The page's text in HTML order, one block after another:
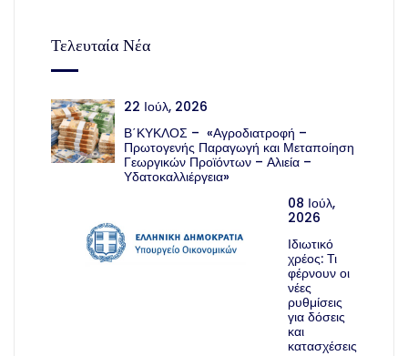
Τελευταία Νέα
22 Ιούλ, 2026
Β΄ΚΥΚΛΟΣ – «Αγροδιατροφή –
Πρωτογενής Παραγωγή και Μεταποίηση
Γεωργικών Προϊόντων – Αλιεία –
Υδατοκαλλιέργεια»
08 Ιούλ,
2026
Ιδιωτικό
χρέος: Τι
φέρνουν οι
νέες
ρυθμίσεις
για δόσεις
και
κατασχέσεις